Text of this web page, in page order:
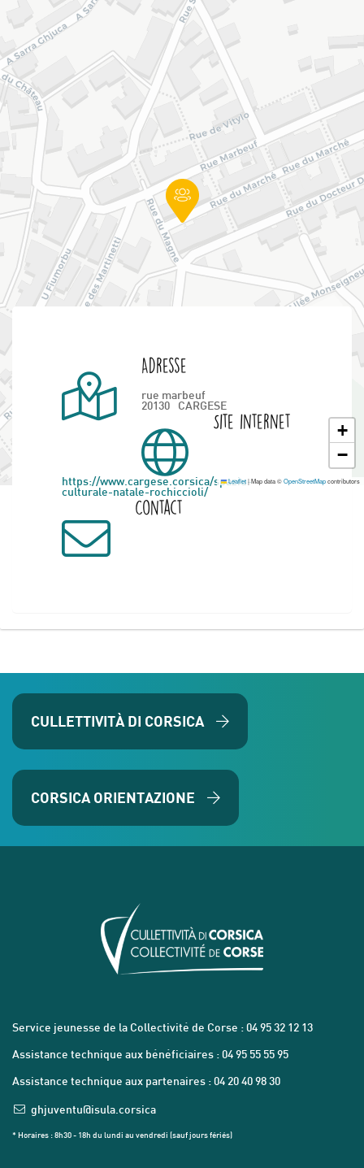
+
−
Leaflet|Map data ©OpenStreetMapcontributors
Adresse
rue marbeuf
20130
CARGESE
Site internet
https://www.cargese.corsica/spaziu-
culturale-natale-rochiccioli/
Contact
CULLETTIVITÀ DI CORSICA
CORSICA ORIENTAZIONE
Service jeunesse de la Collectivité de Corse : 04 95 32 12 13
Assistance technique aux bénéficiaires : 04 95 55 55 95
Assistance technique aux partenaires : 04 20 40 98 30
ghjuventu@isula.corsica
* Horaires : 8h30 - 18h du lundi au vendredi (sauf jours fériés)